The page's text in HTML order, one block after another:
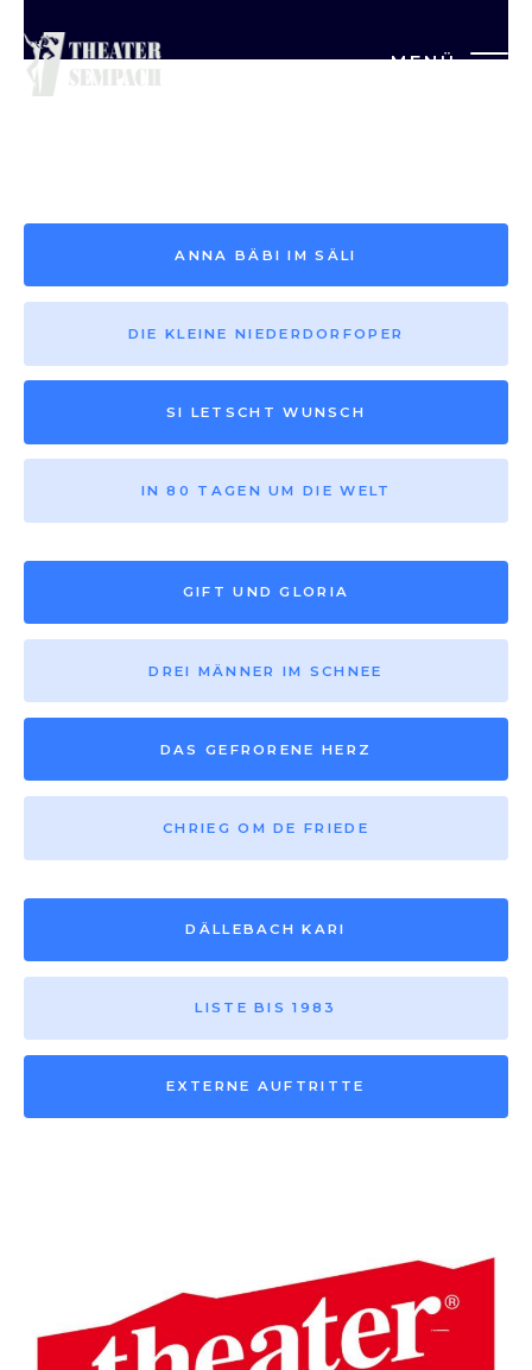
MENÜ
Saison vor 2013
ANNA BÄBI IM SÄLI
DIE KLEINE NIEDERDORFOPER
SI LETSCHT WUNSCH
IN 80 TAGEN UM DIE WELT
GIFT UND GLORIA
DREI MÄNNER IM SCHNEE
DAS GEFRORENE HERZ
CHRIEG OM DE FRIEDE
DÄLLEBACH KARI
LISTE BIS 1983
EXTERNE AUFTRITTE